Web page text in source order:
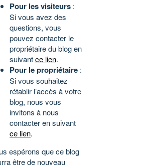
Pour les visiteurs :
Si vous avez des
questions, vous
pouvez contacter le
propriétaire du blog en
suivantce lien.
Pour le propriétaire :
Si vous souhaitez
rétablir l’accès à votre
blog, nous vous
invitons à nous
contacter en suivant
ce lien.
espérons que ce blog
être de nouveau